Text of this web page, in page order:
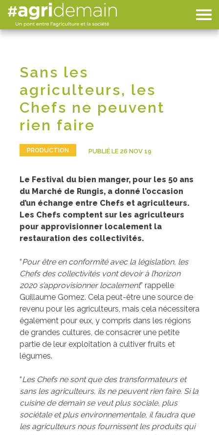
Sans les
agriculteurs, les
Chefs ne peuvent
rien faire
PRODUCTION PUBLIÉ LE 26 NOV 19
Le Festival du bien manger, pour les 50 ans
du Marché de Rungis, a donné l’occasion
d’un échange entre Chefs et agriculteurs.
Les Chefs comptent sur les agriculteurs
pour approvisionner localement la
restauration des collectivités.
“Pour être en conformité avec la législation, les
Chefs des collectivités vont devoir à l’horizon
2020 s’approvisionner localement” rappelle
Guillaume Gomez. Cela peut-être une source de
revenu pour les agriculteurs, mais cela nécessitera
également pour eux, y compris dans les régions
de grandes cultures, de consacrer une petite
partie de leur exploitation à cultiver fruits et
légumes.
“Les Chefs ne sont que des transformateurs et
sans les agriculteurs, ils ne peuvent rien faire. Si la
cuisine de demain se veut plus sociale, plus
sociétale et plus environnementale, il faudra que
les agriculteurs nous fournissent les produits qui